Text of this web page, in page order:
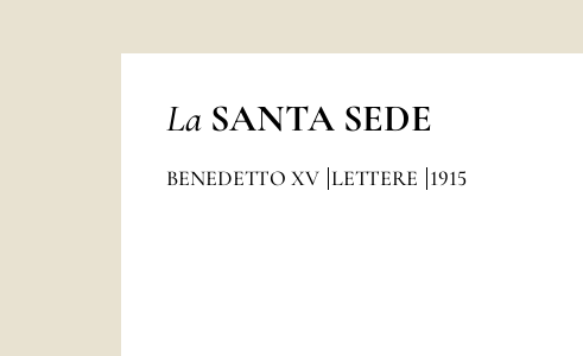
La SANTA SEDE
BENEDETTO XV LETTERE 1915